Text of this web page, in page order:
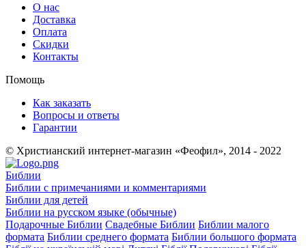
О нас
Доставка
Оплата
Скидки
Контакты
Помощь
Как заказать
Вопросы и ответы
Гарантии
© Христианский интернет-магазин «Феофил», 2014 - 2022
Библии
Библии с примечаниями и комментариями
Библии для детей
Библии на русском языке (обычные)
Подарочные Библии Свадебные Библии Библии малого
формата Библии среднего формата Библии большого формата